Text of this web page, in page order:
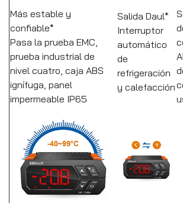
Más estable y
confiable*
Pasa la prueba EMC,
prueba industrial de
nivel cuatro, caja ABS
ignífuga, panel
impermeable IP65
Salida Daul*
Interruptor
automático
de
refrigeración
y calefacción